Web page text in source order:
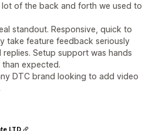
of the back and forth we used to
standout. Responsive, quick to
take feature feedback seriously
Setup support was hands
expected.
DTC brand looking to add video
LTD